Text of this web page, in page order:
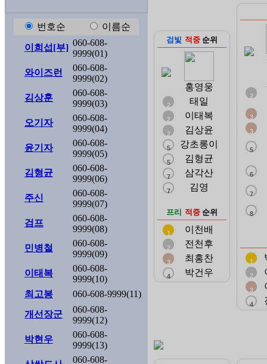
번호순 이름순
이희섭[부] 060-608-
9999(01)
와이즈런
060-608-
9999(02)
김상훈
060-608-
9999(03)
오기자
060-608-
9999(04)
윤기자
060-608-
9999(05)
김형균
060-608-
9999(06)
주신
060-608-
9999(07)
검프
060-608-
9999(08)
민병철
060-608-
9999(09)
이태복
060-608-
9999(10)
최고봉
060-608-9999(11)
개선장군
060-608-
9999(12)
박현우
060-608-
9999(13)
060-608-
검빛 적중 순위
홍영웅
2 태일
2 이태복
2 김상윤
5 강초롱이
5 김형균
7 삼각산
7 김영
프리 적중 순위
1 이천배
2 전천후
3 최홍찬
4 박건우
2
3
3
5
6
7
8
1
2
3
4